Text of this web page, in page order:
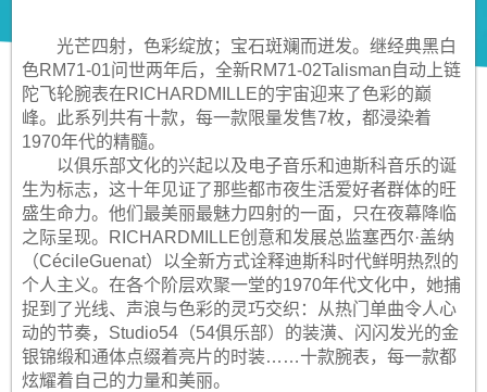
光芒四射，色彩绽放；宝石斑斓而迸发。继经典黑白
色RM71-01问世两年后，全新RM71-02Talisman自动上链
陀飞轮腕表在RICHARDMILLE的宇宙迎来了色彩的巅
峰。此系列共有十款，每一款限量发售7枚，都浸染着
1970年代的精髓。
以俱乐部文化的兴起以及电子音乐和迪斯科音乐的诞
生为标志，这十年见证了那些都市夜生活爱好者群体的旺
盛生命力。他们最美丽最魅力四射的一面，只在夜幕降临
之际呈现。RICHARDMILLE创意和发展总监塞西尔·盖纳
（CécileGuenat）以全新方式诠释迪斯科时代鲜明热烈的
个人主义。在各个阶层欢聚一堂的1970年代文化中，她捕
捉到了光线、声浪与色彩的灵巧交织：从热门单曲令人心
动的节奏，Studio54（54俱乐部）的装潢、闪闪发光的金
银锦缎和通体点缀着亮片的时装……十款腕表，每一款都
炫耀着自己的力量和美丽。